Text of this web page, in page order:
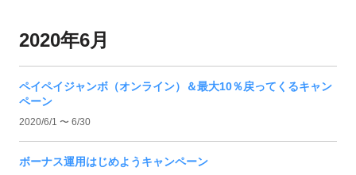
2020年6月
ペイペイジャンボ（オンライン）＆最大10％戻ってくるキャン
ペーン
2020/6/1 〜 6/30
ボーナス運用はじめようキャンペーン